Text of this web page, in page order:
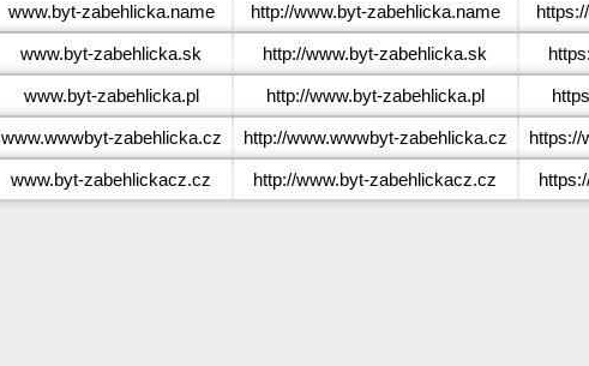
www.byt-zabehlicka.name http://www.byt-zabehlicka.name
www.byt-zabehlicka.sk http://www.byt-zabehlicka.sk
www.byt-zabehlicka.pl http://www.byt-zabehlicka.pl
www.wwwbyt-zabehlicka.cz http://www.wwwbyt-zabehlicka.cz https://
www.byt-zabehlickacz.cz http://www.byt-zabehlickacz.cz